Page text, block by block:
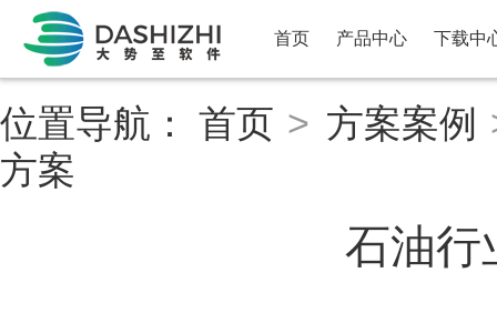
首页 产品中心 下载中
位置导航： 首页 > 方案案例
方案
石油行